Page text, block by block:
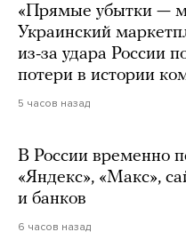
«Прямые убытки —
Украинский
из-за удара России
потери в истории
5 часов назад
В России временно
«Яндекс», «Макс»,
и банков
6 часов назад